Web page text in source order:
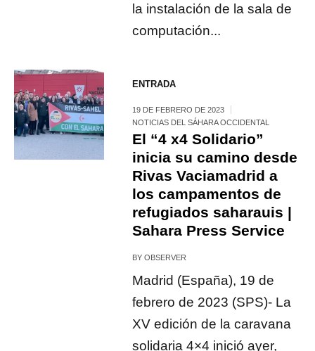
la instalación de la sala de
computación...
ENTRADA
19 DE FEBRERO DE 2023
NOTICIAS DEL SÁHARA OCCIDENTAL
El “4 x4 Solidario”
inicia su camino desde
Rivas Vaciamadrid a
los campamentos de
refugiados saharauis |
Sahara Press Service
BYOBSERVER
Madrid (España), 19 de
febrero de 2023 (SPS)- La
XV edición de la caravana
solidaria 4×4 inició ayer,